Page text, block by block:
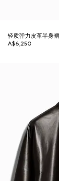
轻质弹力皮革半身裙
A$6,250